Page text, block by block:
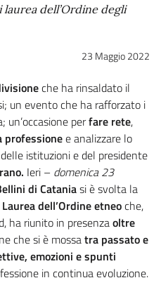
dell’Ordine degli
23 Maggio 2022
che ha rinsaldato il
un evento che ha rafforzato i
un’occasione perfare rete,
professionee analizzare lo
istituzioni e del presidente
Ieri – domenica 23
di Cataniasi è svolta la
dell’Ordine etneoche,
ha riunito in presenzaoltre
che si è mossatra passato e
emozioni e spunti
in continua evoluzione.